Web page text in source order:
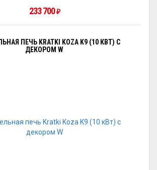
233 700₽
ПЕЧЬ KRATKI KOZA K9 (10 КВТ) С
ДЕКОРОМ W